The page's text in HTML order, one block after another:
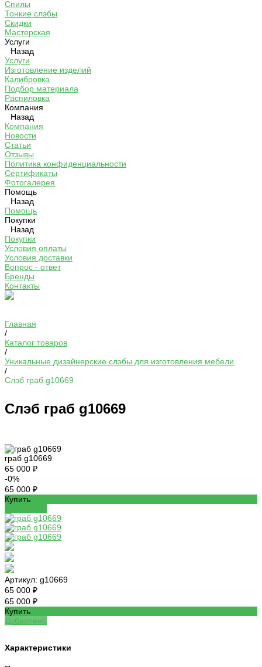
Спилы
Тонкие слэбы
Скидки
Мастерская
Услуги
Назад
Услуги
Изготовление изделий
Калибровка
Подбор материала
Распиловка
Компания
Назад
Компания
Новости
Статьи
Отзывы
Политика конфиденциальности
Сертификаты
Фотогалерея
Помощь
Назад
Помощь
Покупки
Назад
Покупки
Условия оплаты
Условия доставки
Вопрос - ответ
Бренды
Контакты
Главная
/
Каталог товаров
/
Уникальные дизайнерские слэбы для изготовления мебели
/
Слэб граб g10669
Слэб граб g10669
граб g10669
65 000 ₽
-0%
65 000 ₽
Купить
Артикул: g10669
65 000 ₽
65 000 ₽
Купить
Добавлено
Характеристики